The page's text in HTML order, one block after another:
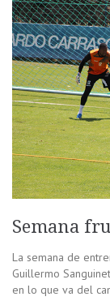
Semana
La semana de
Guillermo
en lo que va del